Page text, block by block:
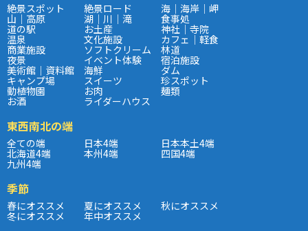
絶景スポット 絶景ロード 海｜海岸｜岬
山｜高原 湖｜川｜滝 食事処
道の駅 お土産 神社｜寺院
温泉 文化施設 カフェ｜軽食
商業施設 ソフトクリーム 林道
夜景 イベント体験 宿泊施設
美術館｜資料館 海鮮 ダム
キャンプ場 スイーツ 珍スポット
動植物園 お肉 麺類
お酒 ライダーハウス
東西南北の端
全ての端 日本4端 日本本土4端
北海道4端 本州4端 四国4端
九州4端
季節
春にオススメ 夏にオススメ 秋にオススメ
冬にオススメ 年中オススメ